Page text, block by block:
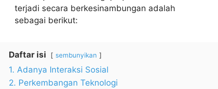
terjadi secara berkesinambungan adalah
sebagai berikut:
Daftar isi sembunyikan
1. Adanya Interaksi Sosial
2. Perkembangan Teknologi